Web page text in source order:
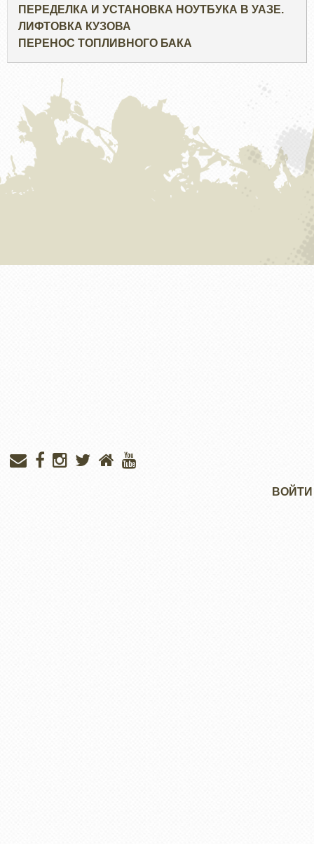
ПЕРЕДЕЛКА И УСТАНОВКА НОУТБУКА В УАЗЕ.
ЛИФТОВКА КУЗОВА
ПЕРЕНОС ТОПЛИВНОГО БАКА
ВОЙТИ